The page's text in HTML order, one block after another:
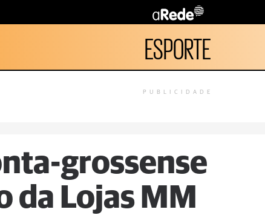
ESPORTE
PUBLICIDADE
grossense
da Lojas MM